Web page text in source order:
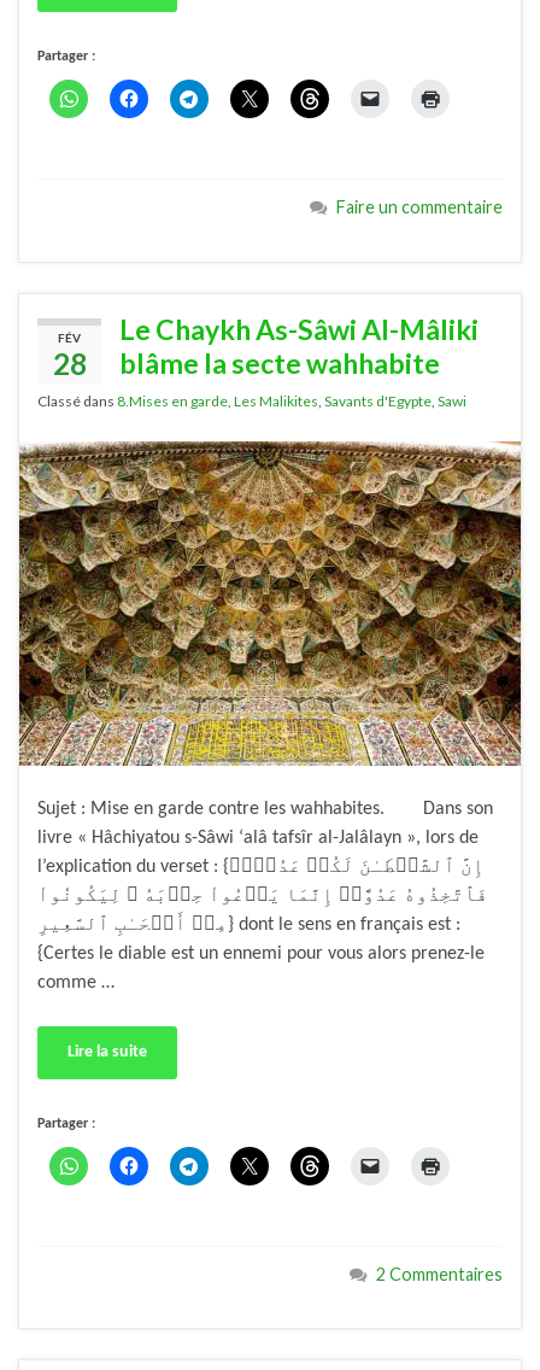
Partager :
Faire un commentaire
FÉV
28
Le Chaykh As-Sâwi Al-Mâliki
blâme la secte wahhabite
Classé dans 8.Mises en garde Les Malikites Savants d'Egypte Sawi
Sujet : Mise en garde contre les wahhabites. Dans son
livre « Hâchiyatou s-Sâwi ‘alâ tafsîr al-Jalâlayn », lors de
l’explication du verset : {إِنَّ ٱلشَّيۡطَـٰنَ لَكُمۡ عَدُوٌّ۬
فَٱتَّخِذُوهُ عَدُوًّاۚ إِنَّمَا يَدۡعُواْ حِزۡبَهُ ۥ لِيَكُونُواْ
مِنۡ أَصۡحَـٰبِ ٱلسَّعِيرِ} dont le sens en français est :
{Certes le diable est un ennemi pour vous alors prenez-le
comme …
Lire la suite
Partager :
2 Commentaires